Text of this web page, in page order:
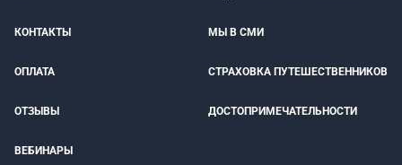
КОНТАКТЫ МЫ В СМИ
ОПЛАТА СТРАХОВКА ПУТЕШЕСТВЕННИКОВ
ОТЗЫВЫ ДОСТОПРИМЕЧАТЕЛЬНОСТИ
ВЕБИНАРЫ